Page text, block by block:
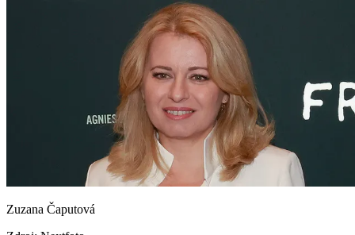
Zuzana Čaputová